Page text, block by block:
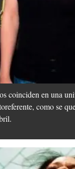
coinciden en una
como se